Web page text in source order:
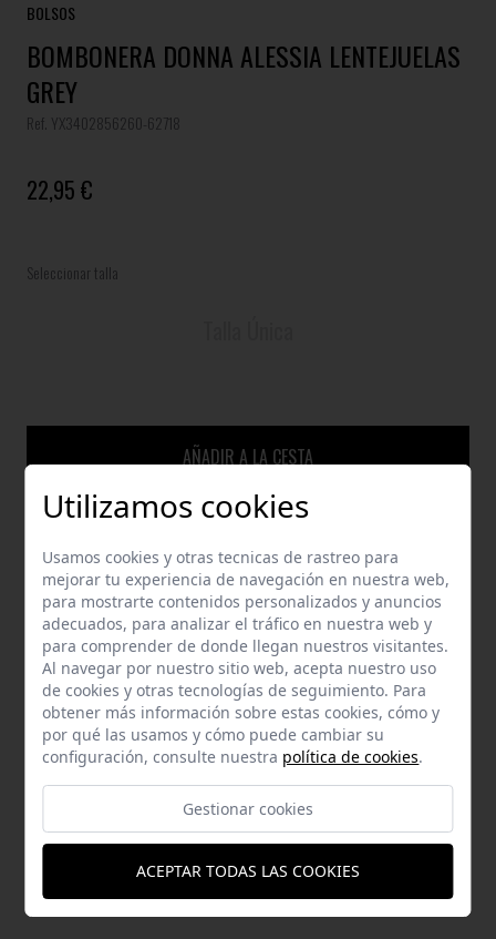
BOLSOS
BOMBONERA DONNA ALESSIA LENTEJUELAS
GREY
Ref. YX3402856260-62718
22,95 €
Seleccionar talla
AÑADIR A LA CESTA
GUÍA DE TALLAS
ENVÍOS Y DEVOLUCIONES
AYUDA
DESCRIPCIÓN
Medidas: 18.0 x 20.0x 14.0 cm. (largo x alto x fondo).Hecho en P.R.C
Utilizamos cookies
Usamos cookies y otras tecnicas de rastreo para
mejorar tu experiencia de navegación en nuestra web,
para mostrarte contenidos personalizados y anuncios
adecuados, para analizar el tráfico en nuestra web y
para comprender de donde llegan nuestros visitantes.
Al navegar por nuestro sitio web, acepta nuestro uso
de cookies y otras tecnologías de seguimiento. Para
obtener más información sobre estas cookies, cómo y
por qué las usamos y cómo puede cambiar su
configuración, consulte nuestra política de cookies.
Gestionar cookies
ACEPTAR TODAS LAS COOKIES